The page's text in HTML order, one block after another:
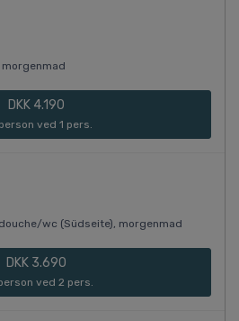
DKK 4.190
ved 1 pers.
wc (Südseite), morgenmad
DKK 3.690
ved 2 pers.